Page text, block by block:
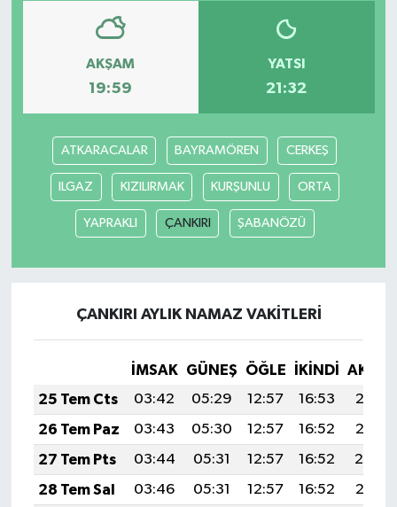
AKŞAM
19:59
YATSI
21:32
ATKARACALAR BAYRAMÖREN CERKEŞ
ILGAZ KIZILIRMAK KURŞUNLU ORTA
YAPRAKLI ÇANKIRI ŞABANÖZÜ
ÇANKIRI AYLIK NAMAZ VAKITLERI
İMSAK GÜNEŞ ÖĞLE İKINDI
25 Tem Cts
03:42 05:29 12:57 16:53
20:15
26 Tem Paz
03:43 05:30 12:57 16:52
20:15
27 Tem Pts
03:44 05:31 12:57 16:52
20:14
28 Tem Sal
03:46 05:31 12:57 16:52
20:13